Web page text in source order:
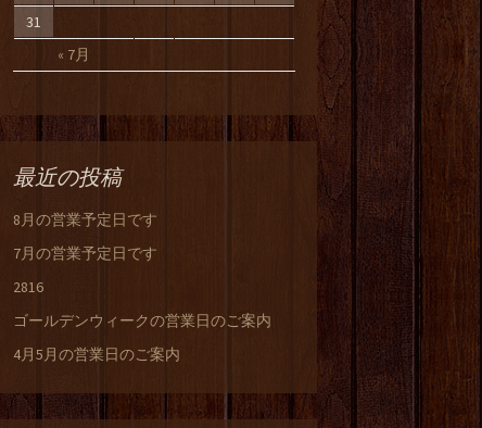
« 7月
31
最近の投稿
8月の営業予定日です
7月の営業予定日です
2816
ゴールデンウィークの営業日のご案内
4月5月の営業日のご案内